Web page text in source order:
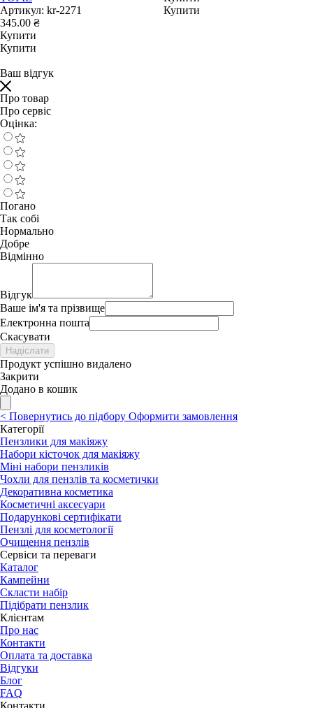
Артикул: kr-2271
345.00 ₴
Купити
Купити
Купити
Ваш відгук
Про товар
Про сервіс
Оцінка:
Погано
Так собі
Нормально
Добре
Відмінно
Відгук
Ваше ім'я та прізвище
Електронна пошта
Скасувати
Надіслати
Продукт успішно видалено
Закрити
Додано в кошик
< Повернутись до підбору Оформити замовлення
Категорії
Пензлики для макіяжу
Набори кісточок для макіяжу
Міні набори пензликів
Чохли для пензлів та косметички
Декоративна косметика
Косметичні аксесуари
Подарункові сертифікати
Пензлі для косметології
Очищення пензлів
Сервіси та переваги
Каталог
Кампейни
Скласти набір
Підібрати пензлик
Клієнтам
Про нас
Контакти
Оплата та доставка
Відгуки
Блог
FAQ
Контакти